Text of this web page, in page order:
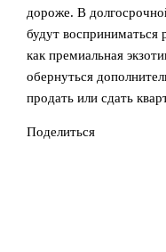
дороже. В
будут восприниматься
как премиальная
обернуться
продать или сдать
Поделиться